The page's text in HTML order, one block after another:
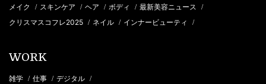
メイク / スキンケア / ヘア / ボディ / 最新美容ニュース /
クリスマスコフレ2025 / ネイル / インナービューティ /
WORK
雑学 / 仕事 / デジタル /